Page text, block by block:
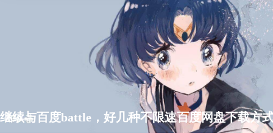
继续与百度battle，好几种不限速百度网盘下载方